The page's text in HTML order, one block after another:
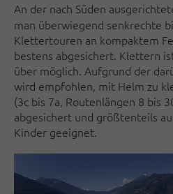
An der nach Süden
man überwiegend senkrechte
Klettertouren an kompaktem
bestens abgesichert. Klettern
über möglich. Aufgrund der
wird empfohlen, mit Helm zu
(3c bis 7a, Routenlängen 8 bis
abgesichert und größtenteils
Kinder geeignet.